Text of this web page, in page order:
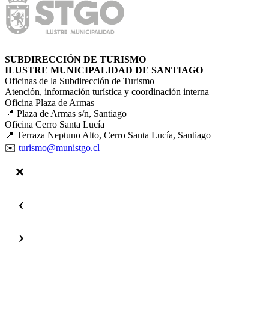
SUBDIRECCIÓN DE TURISMO
ILUSTRE MUNICIPALIDAD DE SANTIAGO
Oficinas de la Subdirección de Turismo
Atención, información turística y coordinación interna
Oficina Plaza de Armas
📍 Plaza de Armas s/n, Santiago
Oficina Cerro Santa Lucía
📍 Terraza Neptuno Alto, Cerro Santa Lucía, Santiago
✉️ turismo@munistgo.cl
‹
›